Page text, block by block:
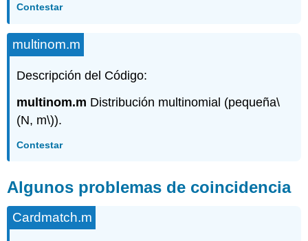
Contestar
multinom.m
Descripción del Código:
multinom.m Distribución multinomial (pequeña\
(N, m\)).
Contestar
Algunos problemas de coincidencia
Cardmatch.m